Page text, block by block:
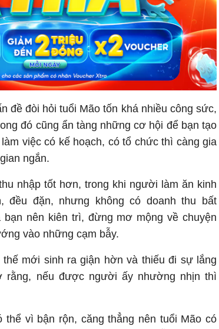
đề đòi hỏi tuổi Mão tốn khá nhiều công sức,
đó cũng ẩn tàng những cơ hội để bạn tạo
việc có kế hoạch, có tổ chức thì càng gia
ngắn.
nhập tốt hơn, trong khi người làm ăn kinh
đều đặn, nhưng không có doanh thu bất
nên kiên trì, đừng mơ mộng về chuyện
vào những cạm bẫy.
mới sinh ra giận hờn và thiếu đi sự lắng
rằng, nếu được người ấy nhường nhịn thì
thể vì bận rộn, căng thẳng nên tuổi Mão có